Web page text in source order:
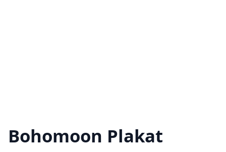
Bohomoon Plakat